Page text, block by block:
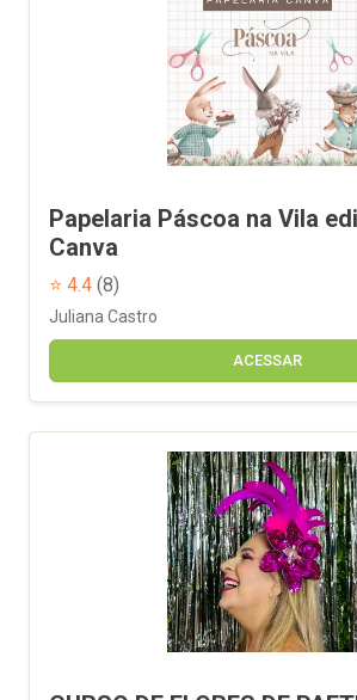
Papelaria Páscoa na Vila
Canva
⭐ 4.4 (8)
Juliana Castro
ACESSAR